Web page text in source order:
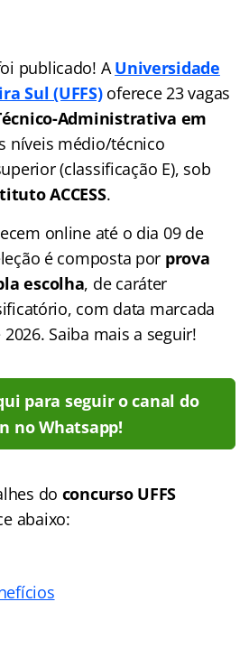
publicado! AUniversidade
Sul (UFFS)oferece 23 vagas
Administrativa em
níveis médio/técnico
(classificação E), sob
ACCESS.
online até o dia 09 de
é composta por prova
escolha, de caráter
com data marcada
Saiba mais a seguir!
para seguir o canal do
no Whatsapp!
do concurso UFFS
abaixo: